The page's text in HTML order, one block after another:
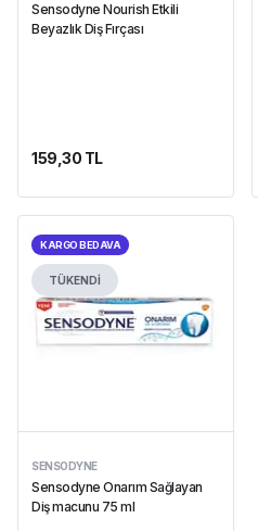
Sensodyne Nourish Etkili
Beyazlık Diş Fırçası
159,30 TL
KARGO BEDAVA
TÜKENDİ
SENSODYNE
Sensodyne Onarım Sağlayan
Diş macunu 75 ml